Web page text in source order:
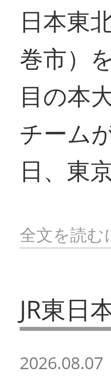
日本東
巻市）
目の本
チーム
日、東
全文を読
JR東日
2026.08.07